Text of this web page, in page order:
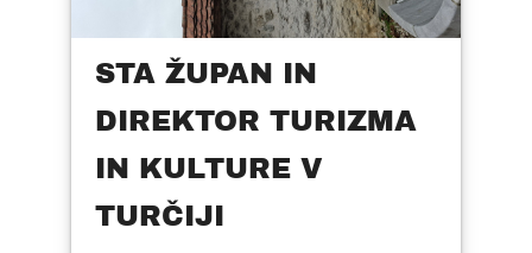
STA ŽUPAN IN
DIREKTOR TURIZMA
IN KULTURE V
TURČIJI